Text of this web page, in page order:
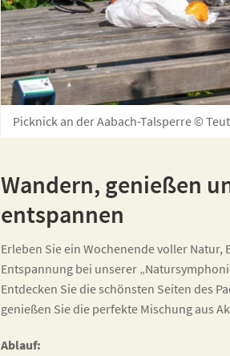
Picknick an der Aabach-Talsperre ©
Wandern, genießen
entspannen
Erleben Sie ein Wochenende voller Natur,
Entspannung bei unserer
Entdecken Sie die schönsten Seiten des
genießen Sie die perfekte Mischung aus
Ablauf: